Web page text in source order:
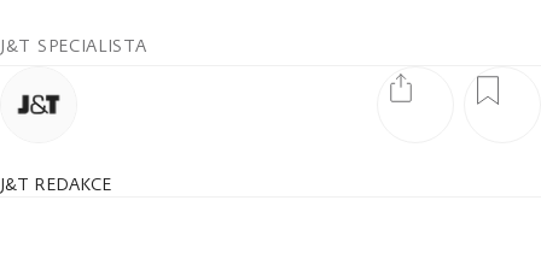
J&T SPECIALISTA
J&T REDAKCE